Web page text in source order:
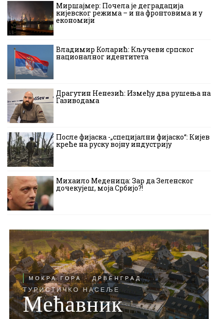
Миршајмер: Почела је деградација
кијевског режима – и на фронтовима и у
економији
Владимир Коларић: Кључеви српског
националног идентитета
Драгутин Ненезић: Између два рушења на
Газиводама
После фијаска -„специјални фијаско“: Кијев
креће на руску војну индустрију
Михаило Меденица: Зар да Зеленског
дочекујеш, моја Србијо?!